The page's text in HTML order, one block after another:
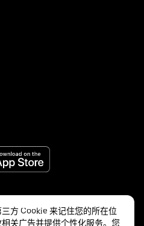
方 Cookie 来记住您的所在位
关广告并提供个性化服务。您